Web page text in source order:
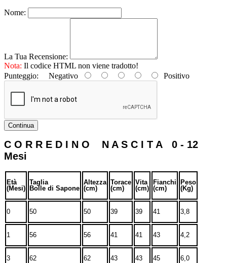
Nome:
La Tua Recensione:
Nota: Il codice HTML non viene tradotto!
Punteggio: Negativo Positivo
Continua
C O R R E D I N O N A S C I T A 0 - 12
Mesi
Età
(Mesi)
Taglia
Bolle di Sapone
Altezza
(cm)
Torace
(cm)
Vita
(cm)
Fianchi
(cm)
Peso
(Kg)
0 50 50 39 39 41 3,8
1 56 56 41 41 43 4,2
3 62 62 43 43 45 6,0